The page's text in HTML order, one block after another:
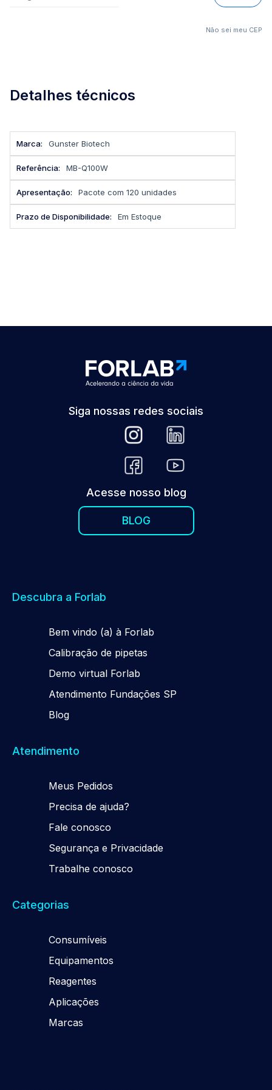
Não sei meu CEP
Detalhes técnicos
Gunster Biotech
MB-Q100W
Pacote com 120 unidades
Em Estoque
Siga nossas redes sociais
Acesse nosso blog
BLOG
Descubra a Forlab
Bem vindo (a) à Forlab
Calibração de pipetas
Demo virtual Forlab
Atendimento Fundações SP
Blog
Atendimento
Meus Pedidos
Precisa de ajuda?
Fale conosco
Segurança e Privacidade
Trabalhe conosco
Categorias
Consumíveis
Equipamentos
Reagentes
Aplicações
Marcas